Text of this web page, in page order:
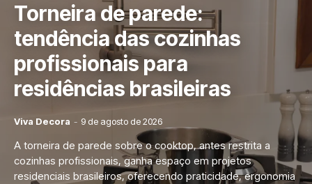
Torneira de parede:
tendência das cozinhas
profissionais para
residências brasileiras
Viva Decora - 9 de agosto de 2026
A torneira de parede sobre o cooktop, antes restrita a
cozinhas profissionais, ganha espaço em projetos
residenciais brasileiros, oferecendo praticidade, ergonomia